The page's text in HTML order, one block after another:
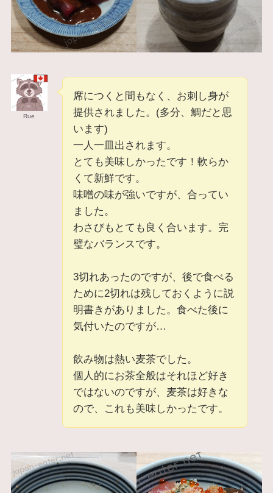
Rue
席につくと間もなく、お刺し身が
提供されました。(多分、鯛だと思
います)
一人一皿出されます。
とても美味しかったです！軟らか
くて新鮮です。
味噌の味が強いですが、合ってい
ました。
わさびもとても良く合います。完
璧なバランスです。
3切れあったのですが、後で食べる
ために2切れは残しておくように説
明書きがありました。食べた後に
気付いたのですが…
飲み物は熱い麦茶でした。
個人的にお茶全般はそれほど好き
ではないのですが、麦茶は好きな
ので、これも美味しかったです。